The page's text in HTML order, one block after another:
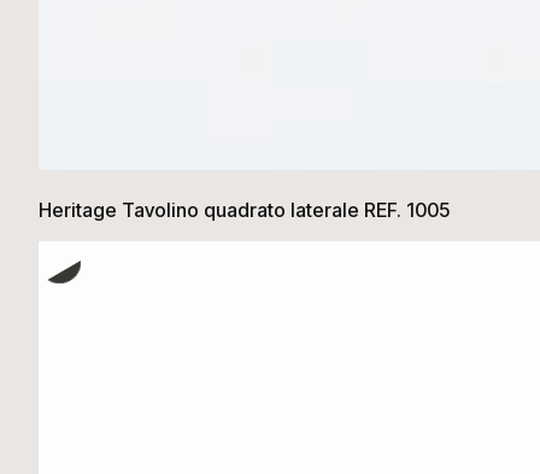
Heritage Tavolino quadrato laterale REF. 1005